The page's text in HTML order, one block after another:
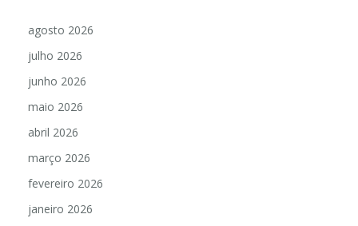
agosto 2026
julho 2026
junho 2026
maio 2026
abril 2026
março 2026
fevereiro 2026
janeiro 2026